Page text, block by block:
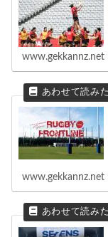
www.gekkannz.net
www.gekkannz.net